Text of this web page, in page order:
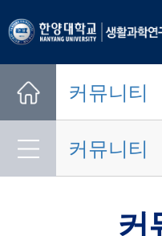
커뮤니티
커뮤니티
커